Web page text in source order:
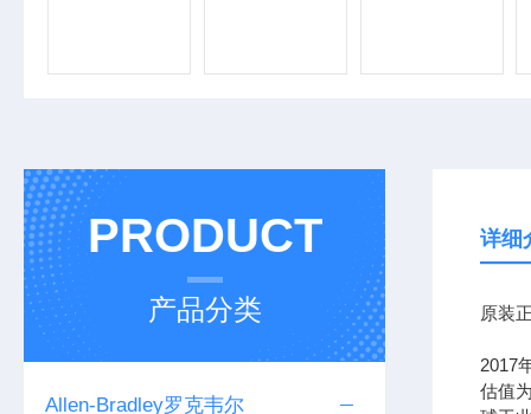
PRODUCT
产品分类
Allen-Bradley罗克韦尔
详细
原装
2017
估值